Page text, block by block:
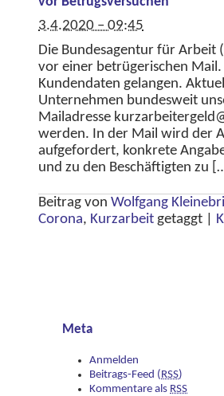
3.4.2020 – 09:45
Die Bundesagentur für Arbeit
vor einer betrügerischen
Kundendaten gelangen.
Unternehmen bundesweit
Mailadresse
werden. In der Mail wird der
aufgefordert, konkrete
und zu den Beschäftigten zu
Beitrag von Wolfgang
Corona, Kurzarbeit getaggt
Meta
Anmelden
Beitrags-Feed ( RSS)
Kommentare als RSS